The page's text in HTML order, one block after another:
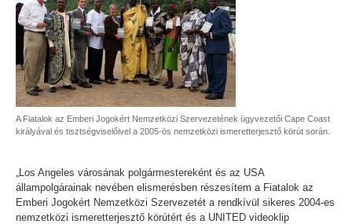
A Fiatalok az Emberi Jogokért Nemzetközi Szervezetének ügyvezetői Cape Coast
királyával és tisztségviselőivel a 2005-ös nemzetközi ismeretterjesztő körút során.
„Los Angeles városának polgármestereként és az USA
állampolgárainak nevében elismerésben részesítem a Fiatalok az
Emberi Jogokért Nemzetközi Szervezetét a rendkívül sikeres 2004-es
nemzetközi ismeretterjesztő körútért és a UNITED videoklip